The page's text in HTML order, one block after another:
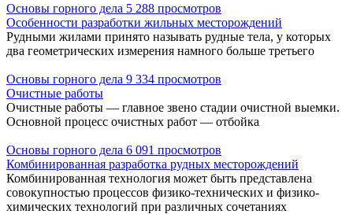
Основы горного дела 5 288 просмотров
Особенности разработки жильных месторождений
Рудными жилами принято называть рудные тела, у которых
два геометрических измерения намного больше третьего
Основы горного дела 9 334 просмотров
Очистные работы
Очистные работы — главное звено стадии очистной выемки.
Основной процесс очистных работ — отбойка
Основы горного дела 6 091 просмотров
Комбинированная разработка рудных месторождений
Комбинированная технология может быть представлена
совокупностью процессов физико-технических и физико-
химических технологий при различных сочетаниях